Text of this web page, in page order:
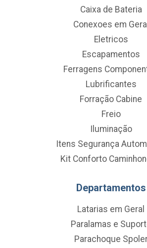
Caixa de Bateria
Conexoes em Geral
Eletricos
Escapamentos
Ferragens
Lubrificantes
Forração Cabine
Freio
Iluminação
Itens Segurança
Kit Conforto
Departamentos
Latarias em Geral
Paralamas e
Parachoque